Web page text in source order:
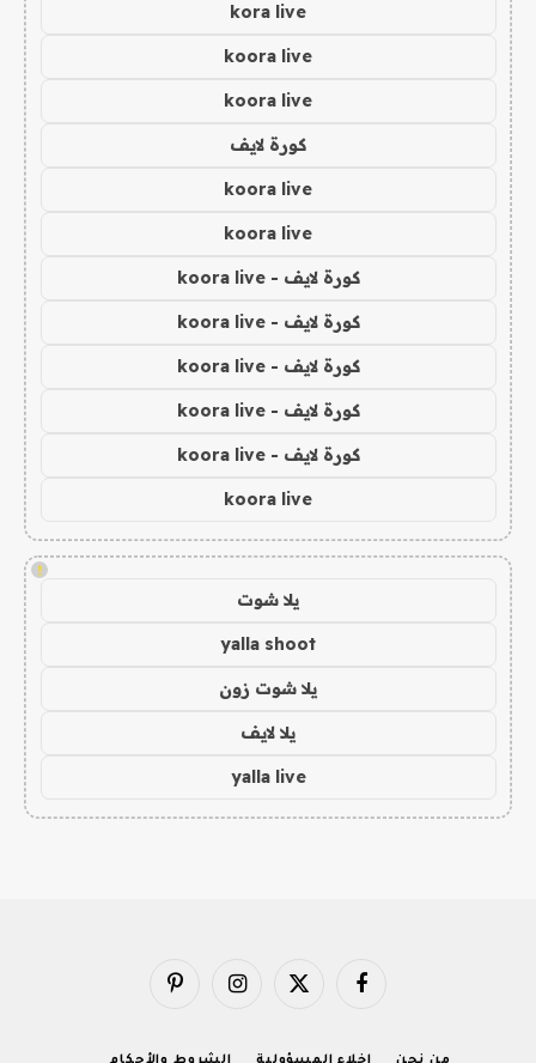
kora live
koora live
koora live
كورة لايف
koora live
koora live
كورة لايف - koora live
كورة لايف - koora live
كورة لايف - koora live
كورة لايف - koora live
كورة لايف - koora live
koora live
!
يلا شوت
yalla shoot
يلا شوت زون
يلا لايف
yalla live
فيسبوك X
الانستغرامبينتيريست
من نحن إخلاء المسؤولية الشروط والأحكام